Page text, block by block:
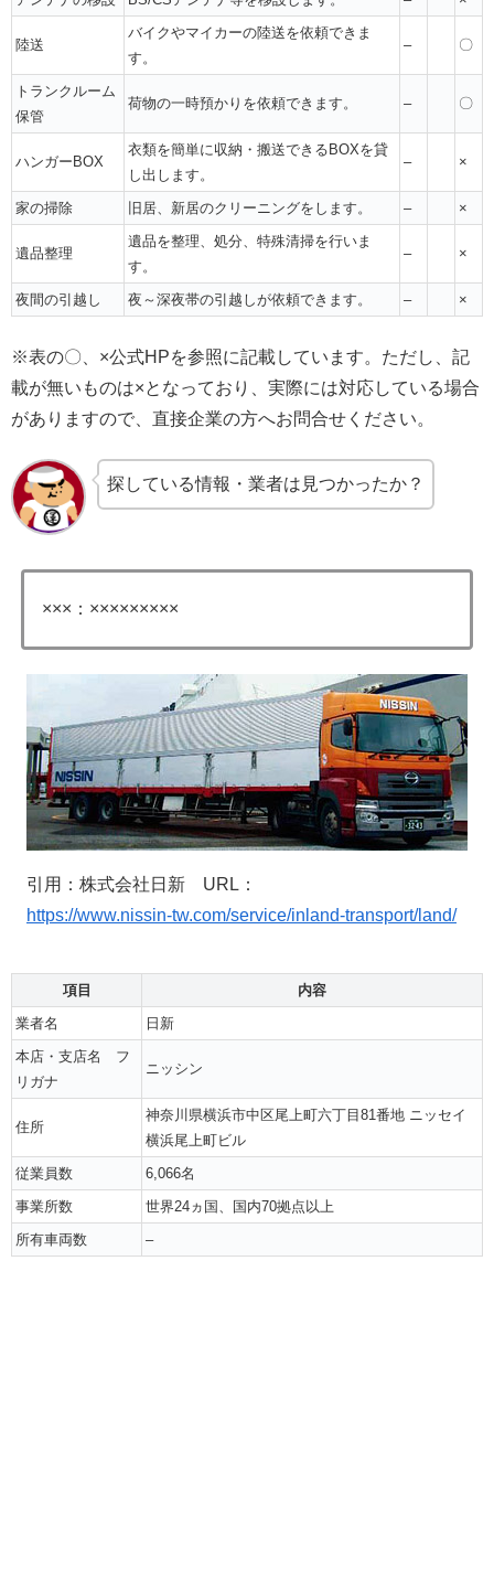
陸送
バイクやマイカーの陸送を依頼できま
す。
– 〇
トランクルーム
保管
荷物の一時預かりを依頼できます。 – 〇
ハンガーBOX
衣類を簡単に収納・搬送できるBOXを貸
し出します。
– ×
家の掃除 旧居、新居のクリーニングをします。 – ×
遺品整理
遺品を整理、処分、特殊清掃を行いま
す。
– ×
夜間の引越し 夜～深夜帯の引越しが依頼できます。 – ×
※表の〇、×公式HPを参照に記載しています。ただし、記
載が無いものは×となっており、実際には対応している場合
がありますので、直接企業の方へお問合せください。
探している情報・業者は見つかったか？
×××：×××××××××
引用：株式会社日新 URL：
https://www.nissin-tw.com/service/inland-transport/land/
項目
内容
業者名
日新
本店・支店名 フ
リガナ
ニッシン
住所
神奈川県横浜市中区尾上町六丁目81番地 ニッセイ
横浜尾上町ビル
従業員数
6,066名
事業所数
世界24ヵ国、国内70拠点以上
所有車両数
–